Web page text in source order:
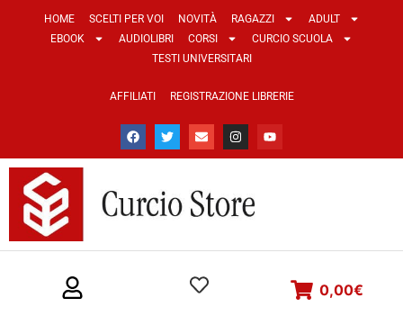
HOME SCELTI PER VOI NOVITÀ RAGAZZI
ADULT
EBOOK
AUDIOLIBRI CORSI
CURCIO SCUOLA
TESTI UNIVERSITARI
AFFILIATI REGISTRAZIONE LIBRERIE
0,00€